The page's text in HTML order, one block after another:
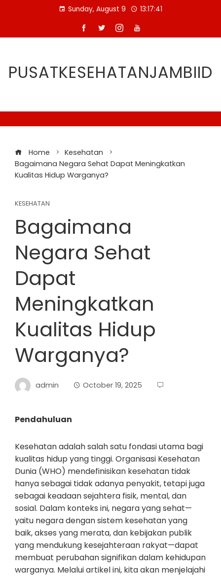
Sunday, August 9 13:17:42
PUSATKESEHATANJAMBIID
Home
Kesehatan
Bagaimana Negara Sehat Dapat Meningkatkan
Kualitas Hidup Warganya?
KESEHATAN
Bagaimana
Negara Sehat
Dapat
Meningkatkan
Kualitas Hidup
Warganya?
admin October 19, 2025
Pendahuluan
Kesehatan adalah salah satu fondasi utama bagi
kualitas hidup yang tinggi. Organisasi Kesehatan
Dunia (WHO) mendefinisikan kesehatan tidak
hanya sebagai tidak adanya penyakit, tetapi juga
sebagai keadaan sejahtera fisik, mental, dan
sosial. Dalam konteks ini, negara yang sehat—
yaitu negara dengan sistem kesehatan yang
baik, akses yang merata, dan kebijakan publik
yang mendukung kesejahteraan rakyat—dapat
membuat perubahan signifikan dalam kehidupan
warganya. Melalui artikel ini, kita akan menjelajahi